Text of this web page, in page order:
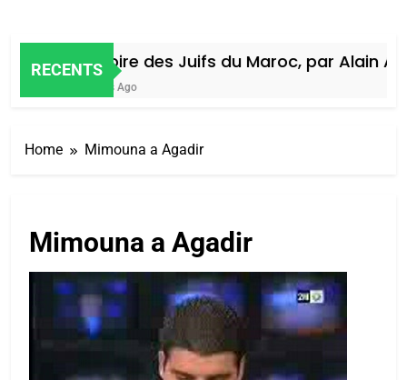
RECENTS
Histoire des Juifs du Maroc, par Alain
4 Jours Ago
Home Mimouna a Agadir
Mimouna a Agadir